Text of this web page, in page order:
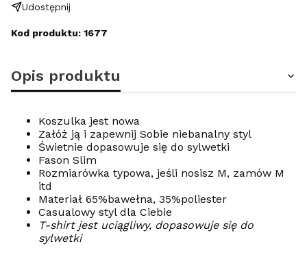
Udostępnij
Kod produktu: 1677
Opis produktu
Koszulka jest nowa
Załóż ją i zapewnij Sobie niebanalny styl
Świetnie dopasowuje się do sylwetki
Fason Slim
Rozmiarówka typowa, jeśli nosisz M, zamów M
itd
Materiał 65%bawełna, 35%poliester
Casualowy styl dla Ciebie
T-shirt jest uciągliwy, dopasowuje się do
sylwetki